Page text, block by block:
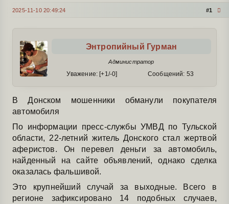
1
2025-11-10 20:49:24
Энтропийный Гурман
Администратор
Сообщений: 53
Уважение: [+1/-0]
В Донском мошенники обманули покупателя
автомобиля
По информации пресс-службы УМВД по Тульской
области, 22-летний житель Донского стал жертвой
аферистов. Он перевел деньги за автомобиль,
найденный на сайте объявлений, однако сделка
оказалась фальшивой.
Это крупнейший случай за выходные. Всего в
регионе зафиксировано 14 подобных случаев,